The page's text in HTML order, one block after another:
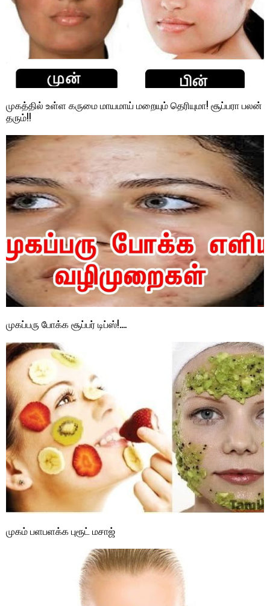
முகத்தில் உள்ள கருமை மாயமாய் மறையும் தெரியுமா! சூப்பரா பலன்
தரும்!!
முகப்பரு போக்க சூப்பர் டிப்ஸ்!….
முகம் பளபளக்க புரூட் மசாஜ்